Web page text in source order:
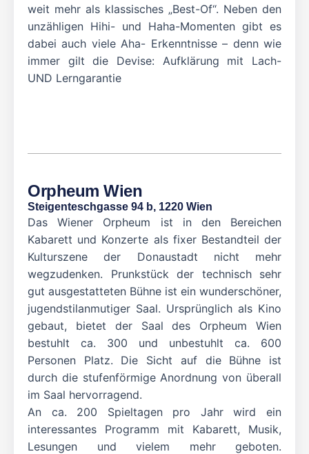
weit mehr als klassisches „Best-Of“. Neben den
unzähligen Hihi- und Haha-Momenten gibt es
dabei auch viele Aha- Erkenntnisse – denn wie
immer gilt die Devise: Aufklärung mit Lach-
UND Lerngarantie
Orpheum Wien
Steigenteschgasse 94 b, 1220 Wien
Das Wiener Orpheum ist in den Bereichen
Kabarett und Konzerte als fixer Bestandteil der
Kulturszene der Donaustadt nicht mehr
wegzudenken. Prunkstück der technisch sehr
gut ausgestatteten Bühne ist ein wunderschöner,
jugendstilanmutiger Saal. Ursprünglich als Kino
gebaut, bietet der Saal des Orpheum Wien
bestuhlt ca. 300 und unbestuhlt ca. 600
Personen Platz. Die Sicht auf die Bühne ist
durch die stufenförmige Anordnung von überall
im Saal hervorragend.
An ca. 200 Spieltagen pro Jahr wird ein
interessantes Programm mit Kabarett, Musik,
Lesungen und vielem mehr geboten.